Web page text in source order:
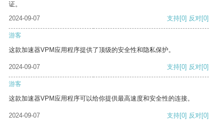
证。
2024-09-07
支持[0] 反对[0]
游客
这款加速器VPM应用程序提供了顶级的安全性和隐私保护。
2024-09-07 支持[0] 反对[0]
游客
这款加速器VPM应用程序可以给你提供最高速度和安全性的连接。
2024-09-07 支持[0] 反对[0]